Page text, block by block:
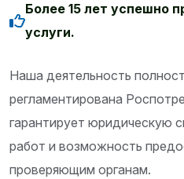
Более 15 лет успешно
услуги.
Наша деятельность
регламентирована
гарантирует юридическую
работ и возможность
проверяющим органам.